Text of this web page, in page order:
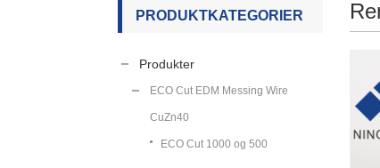
PRODUKTKATEGORIER
Produkter
ECO Cut EDM Messing Wire
CuZn40
ECO Cut 1000 og 500